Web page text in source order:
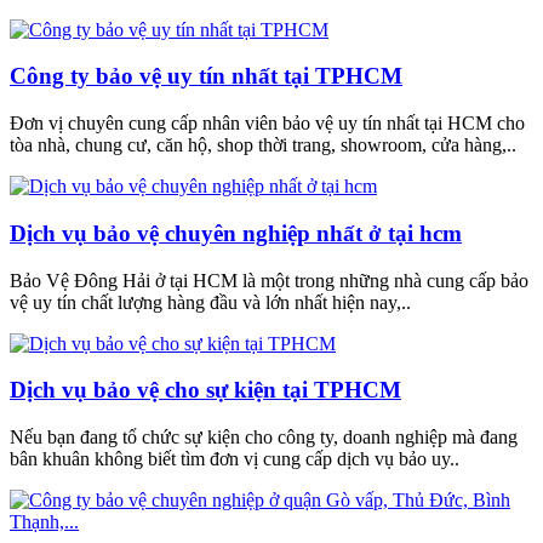
Công ty bảo vệ uy tín nhất tại TPHCM
Đơn vị chuyên cung cấp nhân viên bảo vệ uy tín nhất tại HCM cho
tòa nhà, chung cư, căn hộ, shop thời trang, showroom, cửa hàng,..
Dịch vụ bảo vệ chuyên nghiệp nhất ở tại hcm
Bảo Vệ Đông Hải ở tại HCM là một trong những nhà cung cấp bảo
vệ uy tín chất lượng hàng đầu và lớn nhất hiện nay,..
Dịch vụ bảo vệ cho sự kiện tại TPHCM
Nếu bạn đang tổ chức sự kiện cho công ty, doanh nghiệp mà đang
bân khuân không biết tìm đơn vị cung cấp dịch vụ bảo uy..